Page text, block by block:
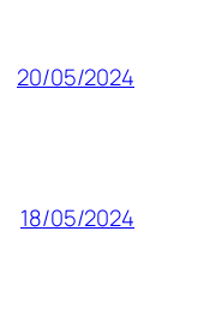
20/05/2024
18/05/2024